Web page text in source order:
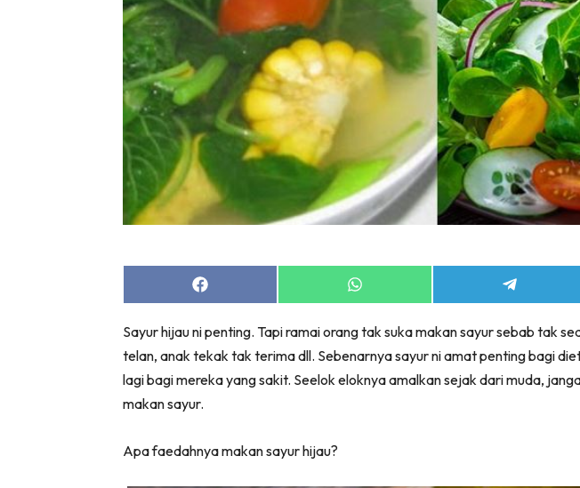
Share
on
Share
on
Share
on
Sayur hijau ni penting. Tapi ramai orang tak suka makan sayur sebab tak
telan, anak tekak tak terima dll. Sebenarnya sayur ni amat penting bagi
lagi bagi mereka yang sakit. Seelok eloknya amalkan sejak dari muda,
makan sayur.
Apa faedahnya makan sayur hijau?